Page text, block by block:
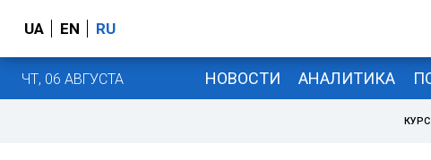
UA EN RU
ЧТ, 06 АВГУСТА НОВОСТИ АНАЛИТИКА